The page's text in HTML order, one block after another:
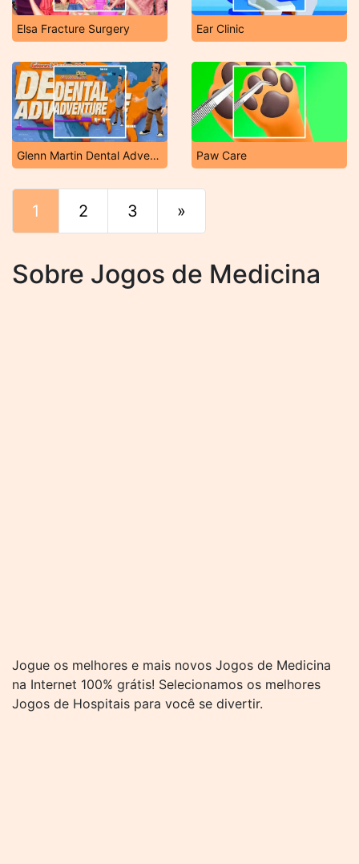
Elsa Fracture Surgery Ear Clinic
Glenn Martin Dental Adventure Paw Care
1 2 3 »
Sobre Jogos de Medicina
Jogue os melhores e mais novos Jogos de Medicina
na Internet 100% grátis! Selecionamos os melhores
Jogos de Hospitais para você se divertir.